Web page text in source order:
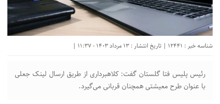
شناسه خبر : 12441 | تاریخ انتشار : 13 مرداد 1403 - 11:37 |
رئیس پلیس فتا گلستان گفت: کلاهبرداری از طریق ارسال لینک جعلی
با عنوان طرح معیشتی همچنان قربانی می‌گیرد.